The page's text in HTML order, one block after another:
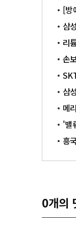
[방
삼
리
손
삼
메
'밸
흥
0개의